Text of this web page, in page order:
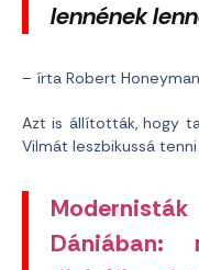
lennének
– írta Robert
Azt is állították, hogy
Vilmát leszbikussá
Dániában: